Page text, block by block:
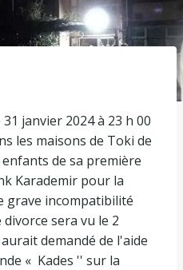
janvier 2024 à 23 h 00
les maisons de Toki de
de sa première
Karademir pour la
grave incompatibilité
sera vu le 2
demandé de l'aide
« Kades '' sur la